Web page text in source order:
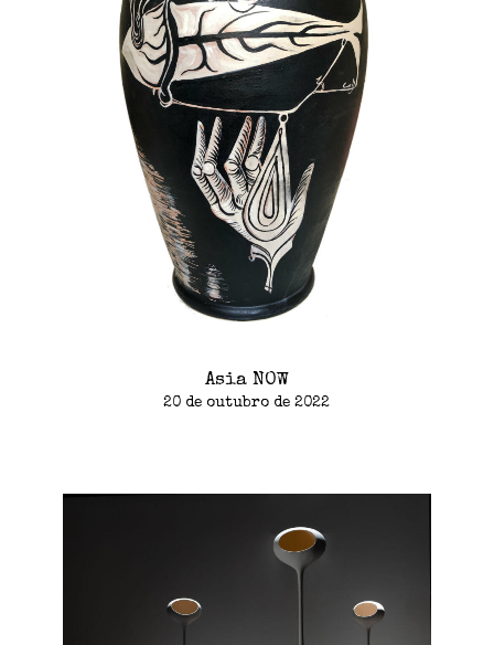
Asia NOW
20 de outubro de 2022